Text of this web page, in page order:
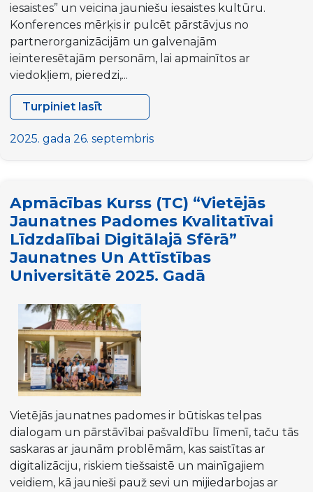
iesaistes” un veicina jauniešu iesaistes kultūru.
Konferences mērķis ir pulcēt pārstāvjus no
partnerorganizācijām un galvenajām
ieinteresētajām personām, lai apmainītos ar
viedokļiem, pieredzi,...
Turpiniet lasīt
[Aicinājums
DALĪBNIEKIEM]
uz
vairāk
uz
jaunatni
orientētu
–
sākot
no
jēgpilnas
jauniešu
iesaistes"
2025. gada 26. septembris
Apmācības Kurss (TC) “Vietējās
Jaunatnes Padomes Kvalitatīvai
Līdzdalībai Digitālajā Sfērā”
Jaunatnes Un Attīstības
Universitātē 2025. Gadā
Vietējās jaunatnes padomes ir būtiskas telpas
dialogam un pārstāvībai pašvaldību līmenī, taču tās
saskaras ar jaunām problēmām, kas saistītas ar
digitalizāciju, riskiem tiešsaistē un mainīgajiem
veidiem, kā jaunieši pauž sevi un mijiedarbojas ar